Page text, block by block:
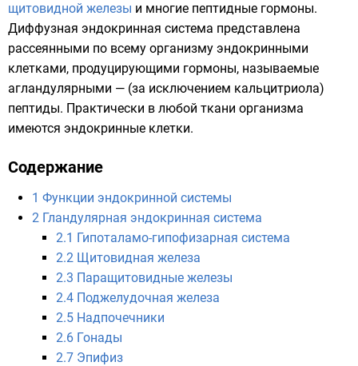
щитовидной железы и многие пептидные гормоны.
Диффузная эндокринная система представлена
рассеянными по всему организму эндокринными
клетками, продуцирующими гормоны, называемые
агландулярными — (за исключением кальцитриола)
пептиды. Практически в любой ткани организма
имеются эндокринные клетки.
Содержание
1 Функции эндокринной системы
2 Гландулярная эндокринная система
2.1 Гипоталамо-гипофизарная система
2.2 Щитовидная железа
2.3 Паращитовидные железы
2.4 Поджелудочная железа
2.5 Надпочечники
2.6 Гонады
2.7 Эпифиз